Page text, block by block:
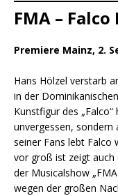
FMA –
Premiere Mainz, 2.
Hans Hölzel verstarb
in der
Kunstfigur des
unvergessen, sondern
seiner Fans lebt Falco
vor groß ist zeigt auch
der Musicalshow
wegen der großen